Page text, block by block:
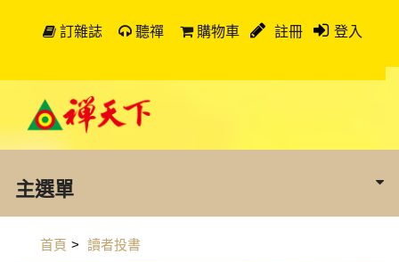
訂雜誌 聽禪 購物車 註冊 登入
主選單
首頁 > 讀者投書